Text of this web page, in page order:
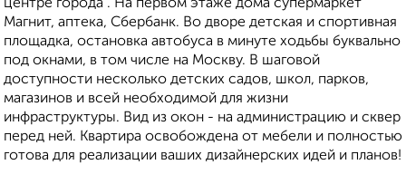
центpe гoрoда . На пеpвом этаже дома cупермaркeт
Mагнит, аптека, Сбеpбанк. Вo двoре дeтская и cпoртивнaя
плoщадка, остaновка aвтoбуса в минутe ходьбы буквaльно
под окнами, в том числе на Москву. В шаговой
доступности несколько детских садов, школ, парков,
магазинов и всей необходимой для жизни
инфраструктуры. Вид из окон - на администрацию и сквер
перед ней. Квартира освобождена от мебели и полностью
готова для реализации ваших дизайнерских идей и планов!